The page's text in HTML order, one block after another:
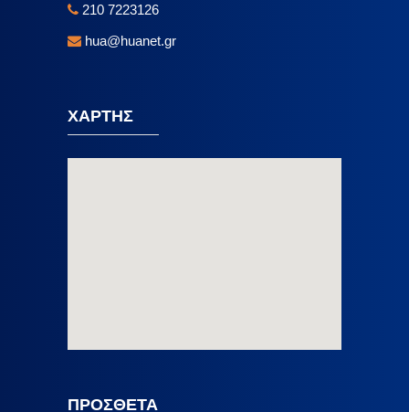
210 7223126
hua@huanet.gr
ΧΑΡΤΗΣ
ΠΡΟΣΘΕΤΑ